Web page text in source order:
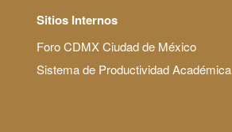
Sitios Internos
Foro CDMX Ciudad de México
Sistema de Productividad Académica